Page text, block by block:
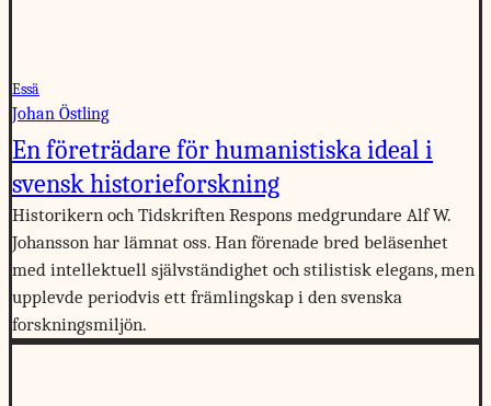
Essä
Johan Östling
En företrädare för humanistiska ideal i
svensk historieforskning
Historikern och Tidskriften Respons medgrundare Alf W.
Johansson har lämnat oss. Han förenade bred beläsenhet
med intellektuell självständighet och stilistisk elegans, men
upplevde periodvis ett främlingskap i den svenska
forskningsmiljön.